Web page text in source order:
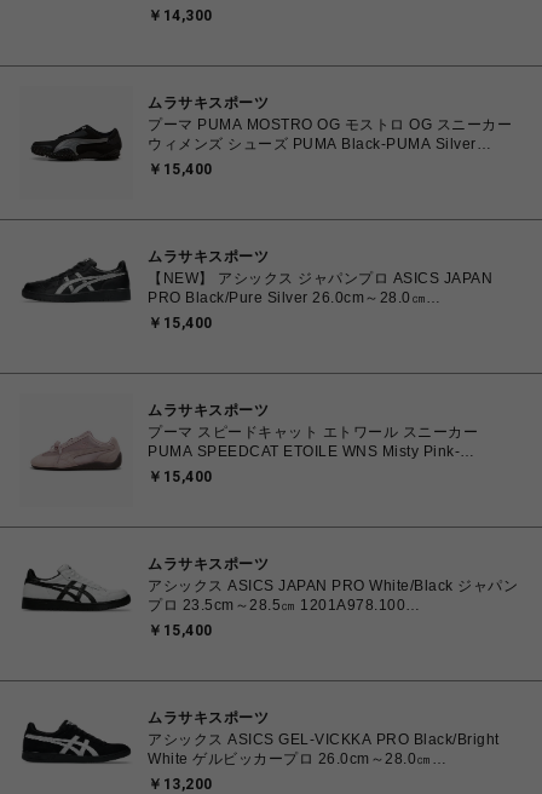
1203A609.700 4571633242793 レディース スニーカ
￥14,300
ムラサキスポーツ
プーマ PUMA MOSTRO OG モストロ OG スニーカー
ウィメンズ シューズ PUMA Black-PUMA Silver
23.0cm～25.0㎝ 397330_17 4069157788854 【送料
￥15,400
ムラサキスポーツ
【NEW】 アシックス ジャパンプロ ASICS JAPAN
PRO Black/Pure Silver 26.0cm～28.0㎝
1203B205.001 4573690068224 メンズ スニーカー
￥15,400
ムラサキスポーツ
プーマ スピードキャット エトワール スニーカー
PUMA SPEEDCAT ETOILE WNS Misty Pink-
Chocolate Fondue 23.0cm～25.0㎝ 407673_03
￥15,400
ムラサキスポーツ
アシックス ASICS JAPAN PRO White/Black ジャパン
プロ 23.5cm～28.5㎝ 1201A978.100
4550457071079 メンズ レディース スニーカー スケ
￥15,400
ムラサキスポーツ
アシックス ASICS GEL-VICKKA PRO Black/Bright
White ゲルビッカープロ 26.0cm～28.0㎝
1201A486.006 4570158997553 メンズ スニーカー
￥13,200